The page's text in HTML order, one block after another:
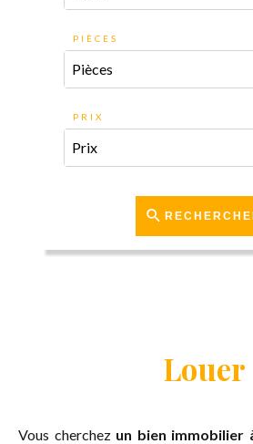
PIÈCES
Pièces
PRIX
Prix
Louer
Vous cherchez un bien immobilier